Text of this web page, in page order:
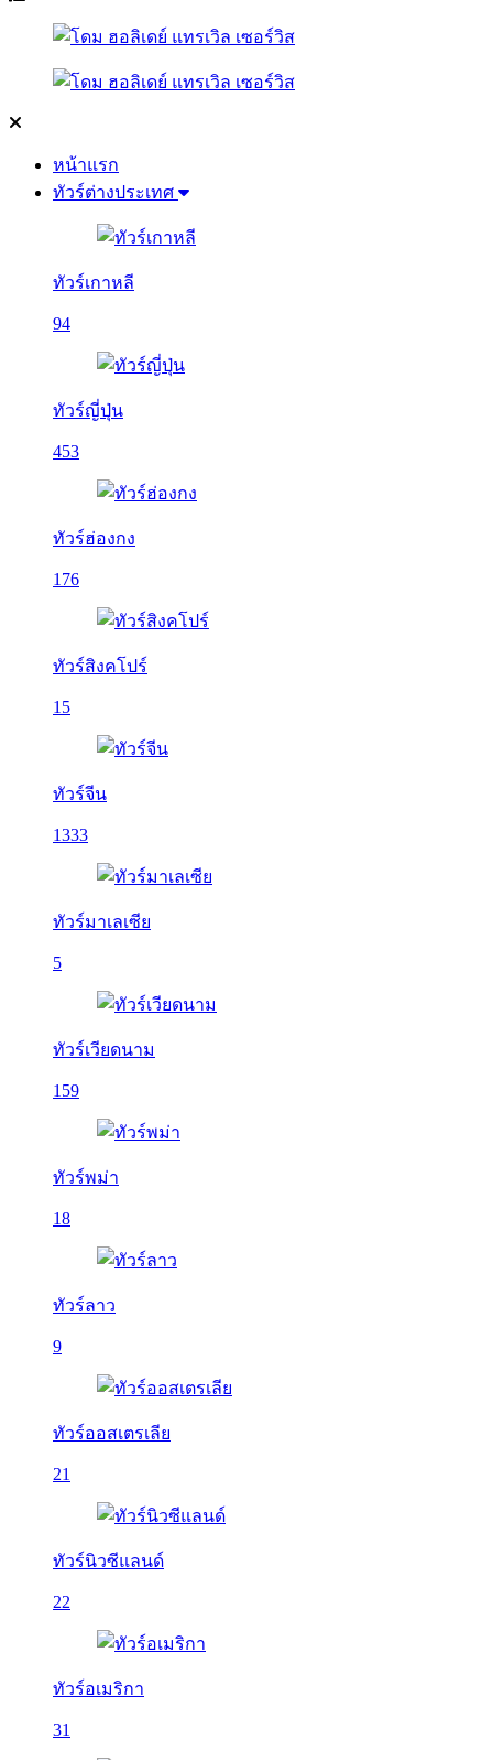
หน้าแรก
ทัวร์ต่างประเทศ
ทัวร์เกาหลี
94
ทัวร์ญี่ปุ่น
453
ทัวร์ฮ่องกง
176
ทัวร์สิงคโปร์
15
ทัวร์จีน
1333
ทัวร์มาเลเซีย
5
ทัวร์เวียดนาม
159
ทัวร์พม่า
18
ทัวร์ลาว
9
ทัวร์ออสเตรเลีย
21
ทัวร์นิวซีแลนด์
22
ทัวร์อเมริกา
31